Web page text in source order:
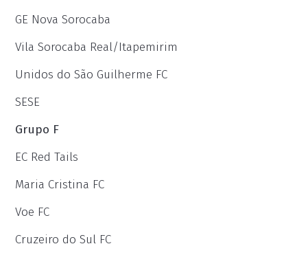
GE Nova Sorocaba
Vila Sorocaba Real/Itapemirim
Unidos do São Guilherme FC
SESE
Grupo F
EC Red Tails
Maria Cristina FC
Voe FC
Cruzeiro do Sul FC